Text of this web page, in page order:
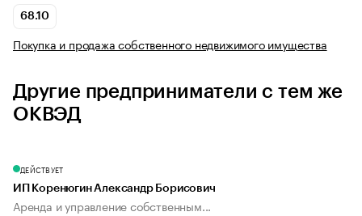
68.10
Покупка и продажа собственного недвижимого имущества
Другие предприниматели с тем же
ОКВЭД
ДЕЙСТВУЕТ
ИП Коренюгин Александр Борисович
Аренда и управление собственным...